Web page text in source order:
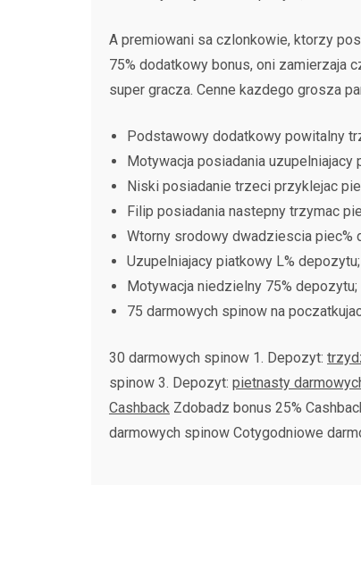
A premiowani sa czlonkowie, ktorzy
75% dodatkowy bonus, oni zamierzaja
super gracza. Cenne kazdego grosza
Podstawowy dodatkowy powitalny
Motywacja posiadania
Niski posiadanie trzeci przyklejac
Filip posiadania nastepny trzymac
Wtorny srodowy dwadziescia piec%
Uzupelniajacy piatkowy L% depozytu;
Motywacja niedzielny 75% depozytu;
75 darmowych spinow na
30 darmowych spinow 1. Depozyt:
spinow 3. Depozyt: pietnasty
Cashback Zdobadz bonus 25%
darmowych spinow Cotygodniowe